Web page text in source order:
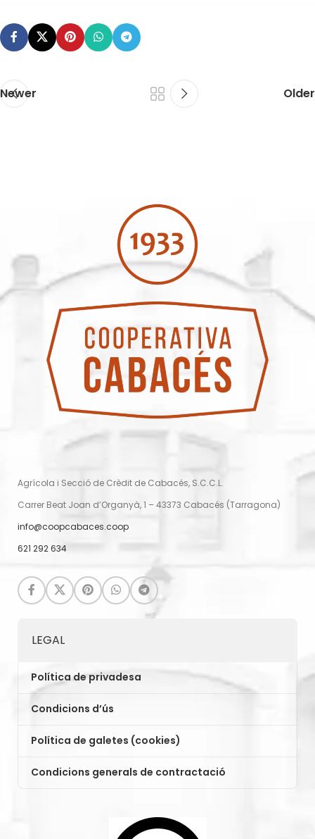
Newer Older
Agrícola i Secció de Crèdit de Cabacés, S.C.C.L.
Carrer Beat Joan d’Organyà, 1 – 43373 Cabacés (Tarragona)
info@coopcabaces.coop
621 292 634
LEGAL
Política de privadesa
Condicions d’ús
Política de galetes (cookies)
Condicions generals de contractació